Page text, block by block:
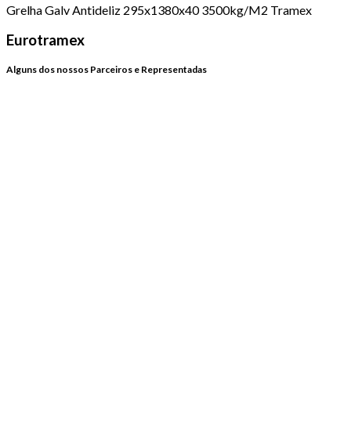
Grelha Galv Antideliz 295x1380x40 3500kg/M2 Tramex
Eurotramex
Alguns dos nossos Parceiros e Representadas